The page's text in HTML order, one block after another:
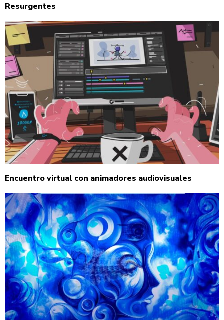
Resurgentes
Encuentro virtual con animadores audiovisuales